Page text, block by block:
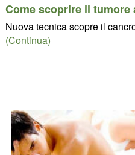
Come scoprire il tumore
Nuova tecnica scopre il
(Continua)